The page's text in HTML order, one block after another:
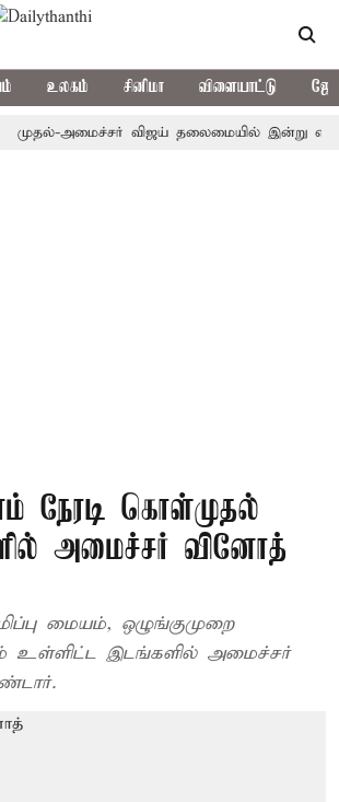
உலகம் சினிமா விளையாட்டு
அமைச்சர் விஜய் தலைமையில் இன்று எம்.பி.க்கள்
நேரடி கொள்முதல்
அமைச்சர் வினோத்
மையம், ஒழுங்குமுறை
உள்ளிட்ட இடங்களில் அமைச்சர்